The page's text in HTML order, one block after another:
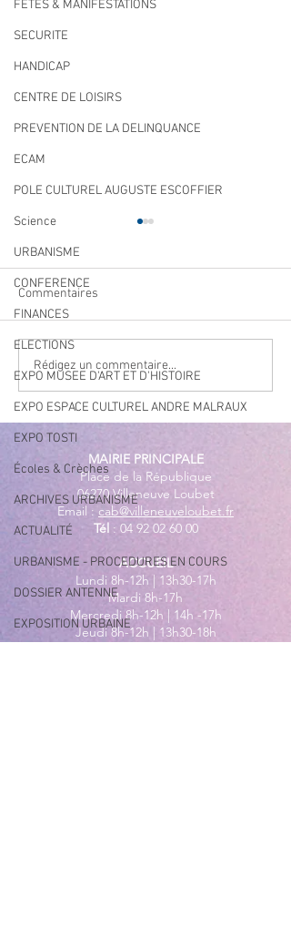
FETES & MANIFESTATIONS
SECURITE
HANDICAP
CENTRE DE LOISIRS
PREVENTION DE LA DELINQUANCE
ECAM
POLE CULTUREL AUGUSTE ESCOFFIER
Science
URBANISME
CONFERENCE
FINANCES
ELECTIONS
EXPO MUSEE D'ART ET D'HISTOIRE
EXPO ESPACE CULTUREL ANDRE MALRAUX
EXPO TOSTI
Écoles & Crèches
ARCHIVES URBANISME
ACTUALITÉ
URBANISME - PROCEDURES EN COURS
DOSSIER ANTENNE
EXPOSITION URBAINE
Navettes estivales Envibus
gratuites
Commentaires
Rédigez un commentaire...
MAIRIE PRINCIPALE
Place de la République
06270 Villeneuve Loubet
Email : cab@villeneuveloubet.fr
Tél : 04 92 02 60 00
ACCUEIL
Lundi 8h-12h | 13h30-17h
Mardi 8h-17h
Mercredi 8h-12h | 14h -17h
Jeudi 8h-12h | 13h30-18h